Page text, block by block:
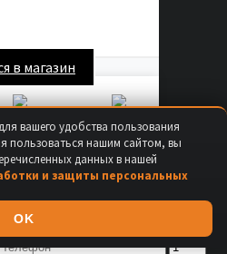
в магазин
вашего удобства пользования
пользоваться нашим сайтом, вы
данных в нашей
и защиты персональных
OK